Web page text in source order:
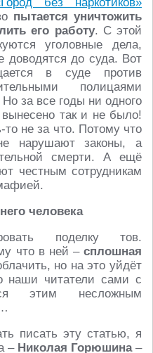
пытается уничтожить
его работу. С этой
уголовные дела,
доводятся до суда. Вот
в суде против
полицаями
за все годы ни одного
вынесено так и не было!
то не за что. Потому что
нарушают законы, а
смерти. А ещё
честным сотрудникам
человека
поделку тов.
что в ней – сплошная
но на это уйдёт
наши читатели сами с
этим несложным
писать эту статью, я
– Николая Горюшина–